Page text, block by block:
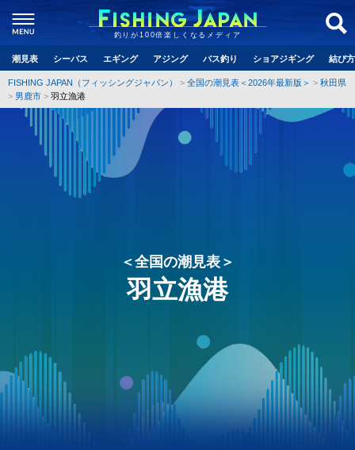
釣りが100倍楽しくなるメディア
潮見表 シーバス エギング アジング バス釣り ショアジギング 結び
FISHING JAPAN（フィッシングジャパン） 全国の潮見表＜2026年最新版＞
秋田県
男鹿市
羽立漁港
＜全国の潮見表＞
羽立漁港